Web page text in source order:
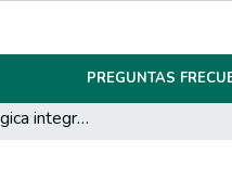
PREGUNTAS
Solución tecnológica integral para la gestión de cargas en empresa de transporte Argentina